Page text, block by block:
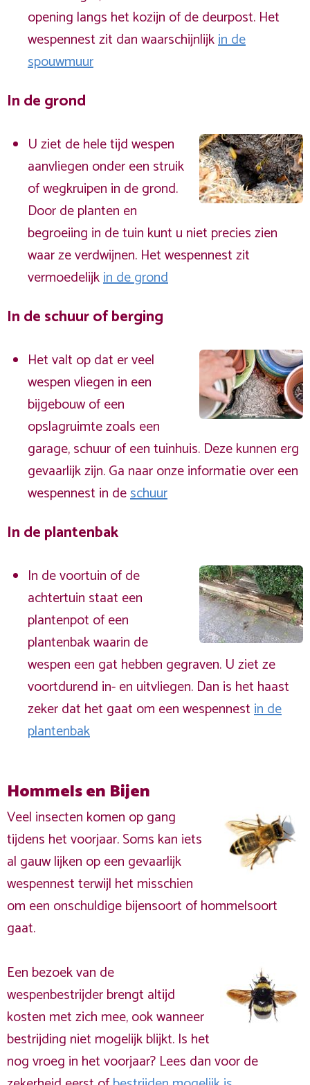
opening langs het kozijn of de deurpost. Het
wespennest zit dan waarschijnlijkin de
spouwmuur
In de grond
U ziet de hele tijd wespen
aanvliegen onder een struik
of wegkruipen in de grond.
Door de planten en
begroeiing in de tuin kunt u niet precies zien
waar ze verdwijnen. Het wespennest zit
vermoedelijkin de grond
In de schuur of berging
Het valt op dat er veel
wespen vliegen in een
bijgebouw of een
opslagruimte zoals een
garage, schuur of een tuinhuis. Deze kunnen erg
gevaarlijk zijn. Ga naar onze informatie over een
wespennest in deschuur
In de plantenbak
In de voortuin of de
achtertuin staat een
plantenpot of een
plantenbak waarin de
wespen een gat hebben gegraven. U ziet ze
voortdurend in- en uitvliegen. Dan is het haast
zeker dat het gaat om een wespennestin de
plantenbak
Hommels en Bijen
Veel insecten komen op gang
tijdens het voorjaar. Soms kan iets
al gauw lijken op een gevaarlijk
wespennest terwijl het misschien
om een onschuldige bijensoort of hommelsoort
gaat.
Een bezoek van de
wespenbestrijder brengt altijd
kosten met zich mee, ook wanneer
bestrijding niet mogelijk blijkt. Is het
nog vroeg in het voorjaar? Lees dan voor de